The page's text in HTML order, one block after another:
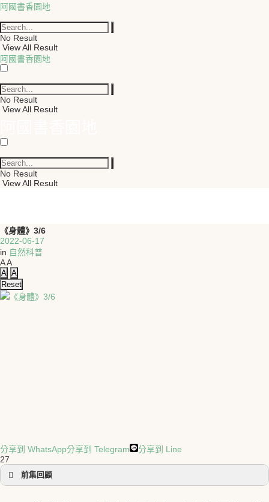
阿國書香園地
No Result
View All Result
阿國書香園地
No Result
View All Result
No Result
View All Result
《身體》3/6
2022-06-17
in 自然科普
AA
A A
Reset
分享到 WhatsApp分享到 Telegram
分享到 Line
27
前集回顧